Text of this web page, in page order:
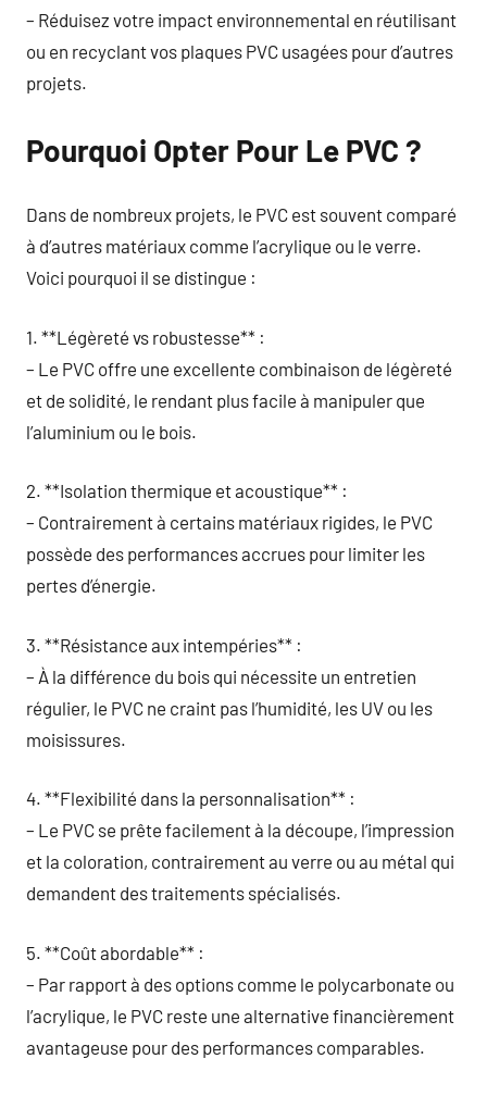
– Réduisez votre impact environnemental en réutilisant
ou en recyclant vos plaques PVC usagées pour d’autres
projets.
Pourquoi Opter Pour Le PVC ?
Dans de nombreux projets, le PVC est souvent comparé
à d’autres matériaux comme l’acrylique ou le verre.
Voici pourquoi il se distingue :
1. **Légèreté vs robustesse** :
– Le PVC offre une excellente combinaison de légèreté
et de solidité, le rendant plus facile à manipuler que
l’aluminium ou le bois.
2. **Isolation thermique et acoustique** :
– Contrairement à certains matériaux rigides, le PVC
possède des performances accrues pour limiter les
pertes d’énergie.
3. **Résistance aux intempéries** :
– À la différence du bois qui nécessite un entretien
régulier, le PVC ne craint pas l’humidité, les UV ou les
moisissures.
4. **Flexibilité dans la personnalisation** :
– Le PVC se prête facilement à la découpe, l’impression
et la coloration, contrairement au verre ou au métal qui
demandent des traitements spécialisés.
5. **Coût abordable** :
– Par rapport à des options comme le polycarbonate ou
l’acrylique, le PVC reste une alternative financièrement
avantageuse pour des performances comparables.